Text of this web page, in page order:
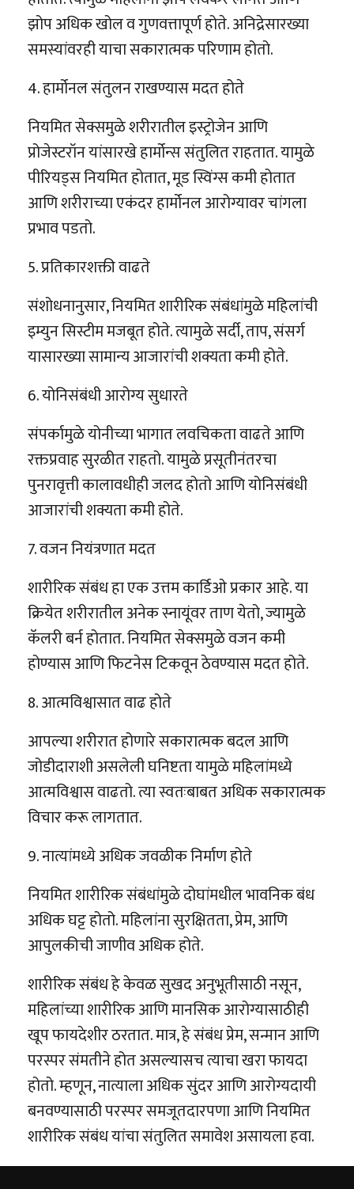
झोप अधिक खोल व गुणवत्तापूर्ण होते. अनिद्रेसारख्या
समस्यांवरही याचा सकारात्मक परिणाम होतो.
4. हार्मोनल संतुलन राखण्यास मदत होते
नियमित सेक्समुळे शरीरातील इस्ट्रोजेन आणि
प्रोजेस्टरॉन यांसारखे हार्मोन्स संतुलित राहतात. यामुळे
पीरियड्स नियमित होतात, मूड स्विंग्स कमी होतात
आणि शरीराच्या एकंदर हार्मोनल आरोग्यावर चांगला
प्रभाव पडतो.
5. प्रतिकारशक्ती वाढते
संशोधनानुसार, नियमित शारीरिक संबंधांमुळे महिलांची
इम्युन सिस्टीम मजबूत होते. त्यामुळे सर्दी, ताप, संसर्ग
यासारख्या सामान्य आजारांची शक्यता कमी होते.
6. योनिसंबंधी आरोग्य सुधारते
संपर्कामुळे योनीच्या भागात लवचिकता वाढते आणि
रक्तप्रवाह सुरळीत राहतो. यामुळे प्रसूतीनंतरचा
पुनरावृत्ती कालावधीही जलद होतो आणि योनिसंबंधी
आजारांची शक्यता कमी होते.
7. वजन नियंत्रणात मदत
शारीरिक संबंध हा एक उत्तम कार्डिओ प्रकार आहे. या
क्रियेत शरीरातील अनेक स्नायूंवर ताण येतो, ज्यामुळे
कॅलरी बर्न होतात. नियमित सेक्समुळे वजन कमी
होण्यास आणि फिटनेस टिकवून ठेवण्यास मदत होते.
8. आत्मविश्वासात वाढ होते
आपल्या शरीरात होणारे सकारात्मक बदल आणि
जोडीदाराशी असलेली घनिष्टता यामुळे महिलांमध्ये
आत्मविश्वास वाढतो. त्या स्वतःबाबत अधिक सकारात्मक
विचार करू लागतात.
9. नात्यांमध्ये अधिक जवळीक निर्माण होते
नियमित शारीरिक संबंधांमुळे दोघांमधील भावनिक बंध
अधिक घट्ट होतो. महिलांना सुरक्षितता, प्रेम, आणि
आपुलकीची जाणीव अधिक होते.
शारीरिक संबंध हे केवळ सुखद अनुभूतीसाठी नसून,
महिलांच्या शारीरिक आणि मानसिक आरोग्यासाठीही
खूप फायदेशीर ठरतात. मात्र, हे संबंध प्रेम, सन्मान आणि
परस्पर संमतीने होत असल्यासच त्याचा खरा फायदा
होतो. म्हणून, नात्याला अधिक सुंदर आणि आरोग्यदायी
बनवण्यासाठी परस्पर समजूतदारपणा आणि नियमित
शारीरिक संबंध यांचा संतुलित समावेश असायला हवा.